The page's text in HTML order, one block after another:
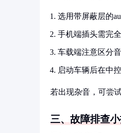
选用带屏蔽层的
手机端插头需完
车载端注意区分
启动车辆后在中
若出现杂音，可尝
三、故障排查